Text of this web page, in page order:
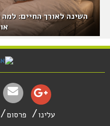
השינה לאורך החיים:
עלינו פרסום